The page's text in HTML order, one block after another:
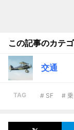
この記事のカテ
交通
TAG # SF #